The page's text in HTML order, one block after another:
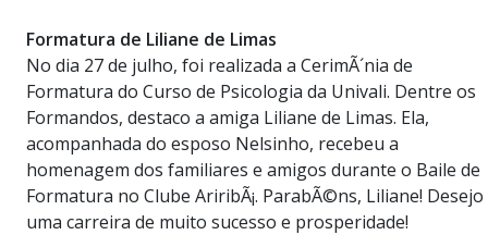
Formatura de Liliane de Limas
No dia 27 de julho, foi realizada a CerimÃ´nia de
Formatura do Curso de Psicologia da Univali. Dentre os
Formandos, destaco a amiga Liliane de Limas. Ela,
acompanhada do esposo Nelsinho, recebeu a
homenagem dos familiares e amigos durante o Baile de
Formatura no Clube AriribÃ¡. ParabÃ©ns, Liliane! Desejo
uma carreira de muito sucesso e prosperidade!